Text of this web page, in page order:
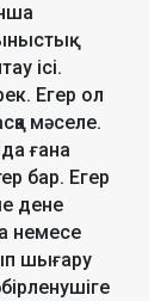
ісі.
Егер ол
мәселе.
ғана
бар. Егер
дене
немесе
шығару